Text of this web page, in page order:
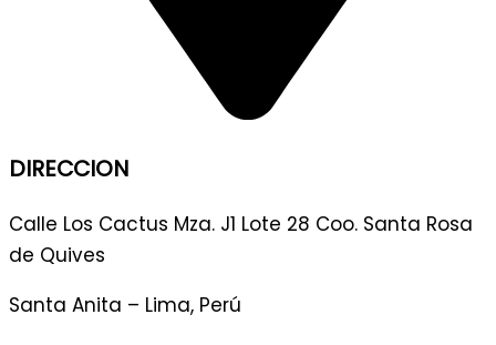
DIRECCION
Calle Los Cactus Mza. J1 Lote 28 Coo. Santa Rosa
de Quives
Santa Anita – Lima, Perú